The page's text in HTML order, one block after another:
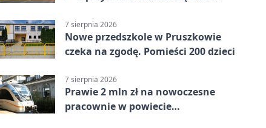
7 sierpnia 2026
Nowe przedszkole w Pruszkowie
czeka na zgodę. Pomieści 200 dzieci
7 sierpnia 2026
Prawie 2 mln zł na nowoczesne
pracownie w powiecie